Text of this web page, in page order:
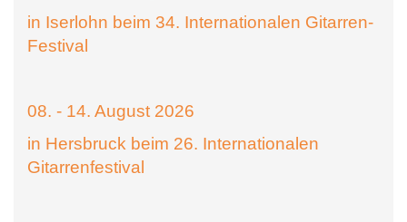
in Iserlohn beim 34. Internationalen Gitarren-
Festival
08. - 14. August 2026
in Hersbruck beim 26. Internationalen
Gitarrenfestival